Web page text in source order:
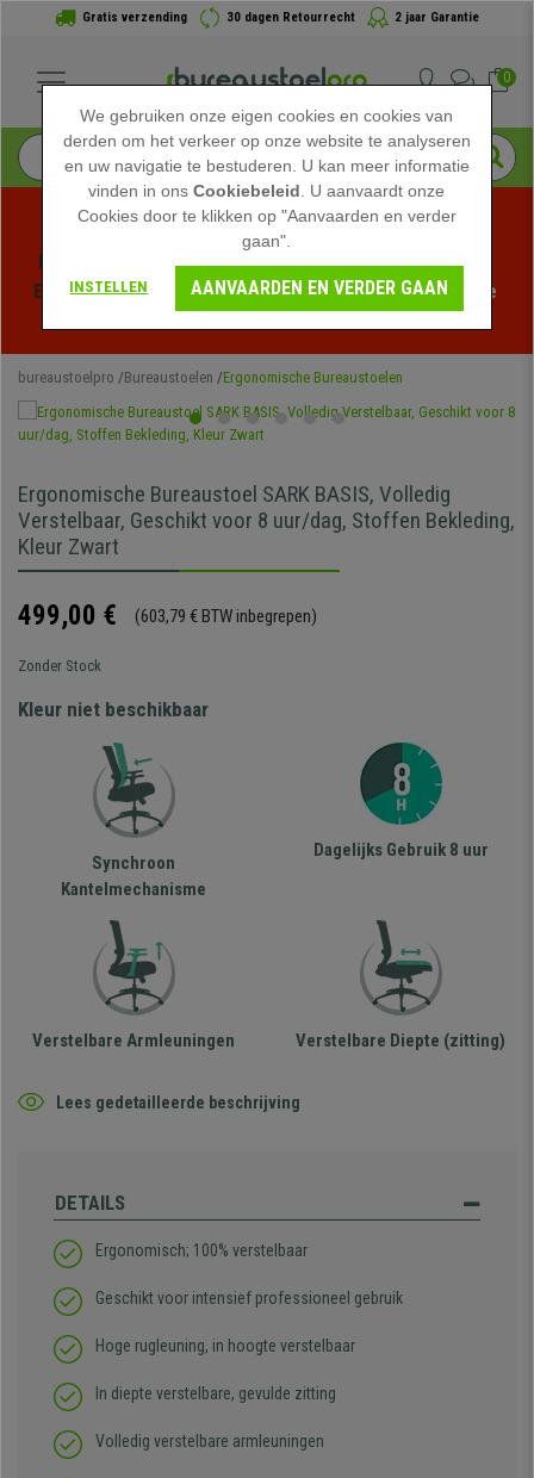
Gratis verzending 30 dagen Retourrecht 2 jaar Garantie
0
Profiteer van de Zomeruitverkoop bij bureaustoelpro!
Exclusieve kortingen voor een beperkte tijd - Bekijk de
bureaustoelpro Bureaustoelen Ergonomische Bureaustoelen
Ergonomische Bureaustoel SARK BASIS, Volledig
Verstelbaar, Geschikt voor 8 uur/dag, Stoffen Bekleding,
Kleur Zwart
499,00 € (603,79 € BTW inbegrepen)
Zonder Stock
Kleur niet beschikbaar
Synchroon
Kantelmechanisme
Dagelijks Gebruik 8 uur
Verstelbare Armleuningen Verstelbare Diepte (zitting)
Lees gedetailleerde beschrijving
DETAILS
Ergonomisch; 100% verstelbaar
Geschikt voor intensief professioneel gebruik
Hoge rugleuning, in hoogte verstelbaar
In diepte verstelbare, gevulde zitting
Volledig verstelbare armleuningen
We gebruiken onze eigen cookies en cookies van
derden om het verkeer op onze website te analyseren
en uw navigatie te bestuderen. U kan meer informatie
vinden in onsCookiebeleid . U aanvaardt onze
Cookies door te klikken op "Aanvaarden en verder
gaan".
INSTELLEN AANVAARDEN EN VERDER GAAN